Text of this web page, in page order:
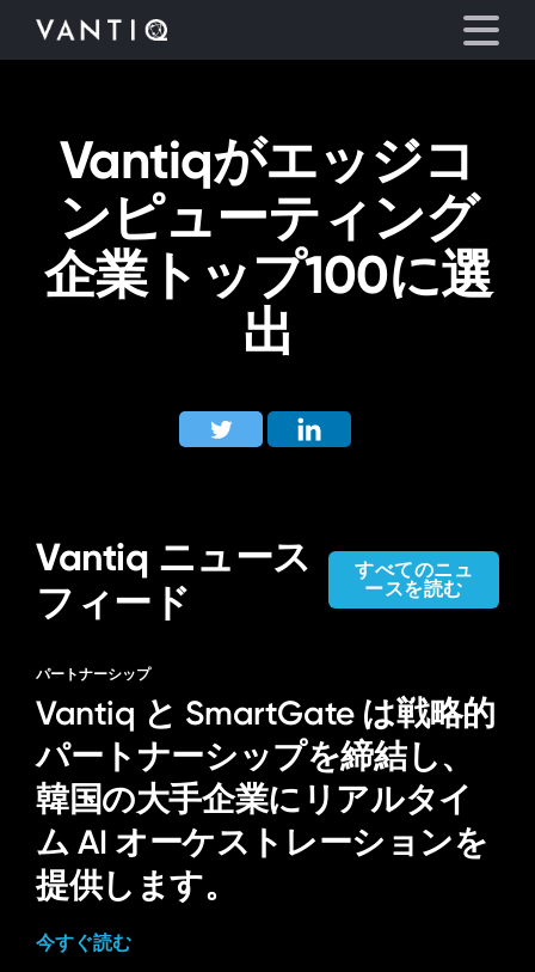
プラットフォーム
事業内容
パートナーシップ
Vantiqがエッジコ
ンピューティング
企業トップ100に選
出
Vantiq ニュース
フィード
すべてのニュ
ースを読む
パートナーシップ
Vantiq と SmartGate は戦略的
パートナーシップを締結し、
韓国の大手企業にリアルタイ
ム AI オーケストレーションを
提供します。
今すぐ読む